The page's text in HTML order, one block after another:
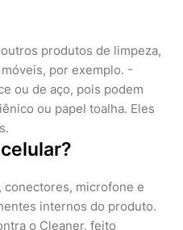
produtos de limpeza,
por exemplo. -
ou de aço, pois podem
ou papel toalha. Eles
conectores, microfone e
internos do produto.
o Cleaner, feito